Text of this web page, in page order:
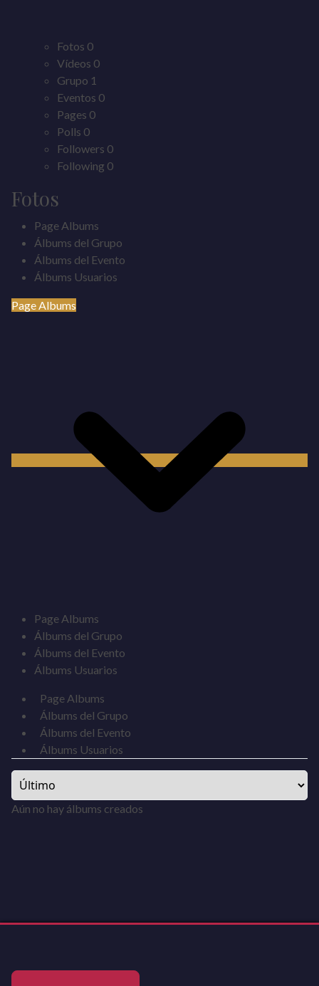
Fotos 0
Vídeos 0
Grupo 1
Eventos 0
Pages 0
Polls 0
Followers 0
Following 0
Fotos
Page Albums
Álbums del Grupo
Álbums del Evento
Álbums Usuarios
Page Albums
Page Albums
Álbums del Grupo
Álbums del Evento
Álbums Usuarios
Page Albums
Álbums del Grupo
Álbums del Evento
Álbums Usuarios
Aún no hay álbums creados